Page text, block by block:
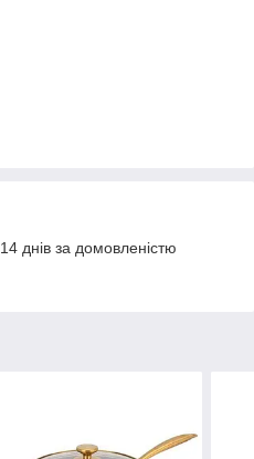
днів за домовленістю